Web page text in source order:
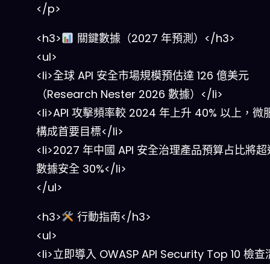
</p>
<h3>
關鍵數據（2027 年預測）</h3>
<ul>
<li>全球 API 安全市場規模預估達 126 億美元
（Research Nester 2026 數據）</li>
<li>API 攻擊頻率較 2024 年上升 40% 以上，微
構成首要目標</li>
<li>2027 年中國 API 安全治理產品預算占比將
數據安全 30%</li>
</ul>
<h3>
行動指南</h3>
<ul>
<li>立即導入 OWASP API Security Top 10 檢查